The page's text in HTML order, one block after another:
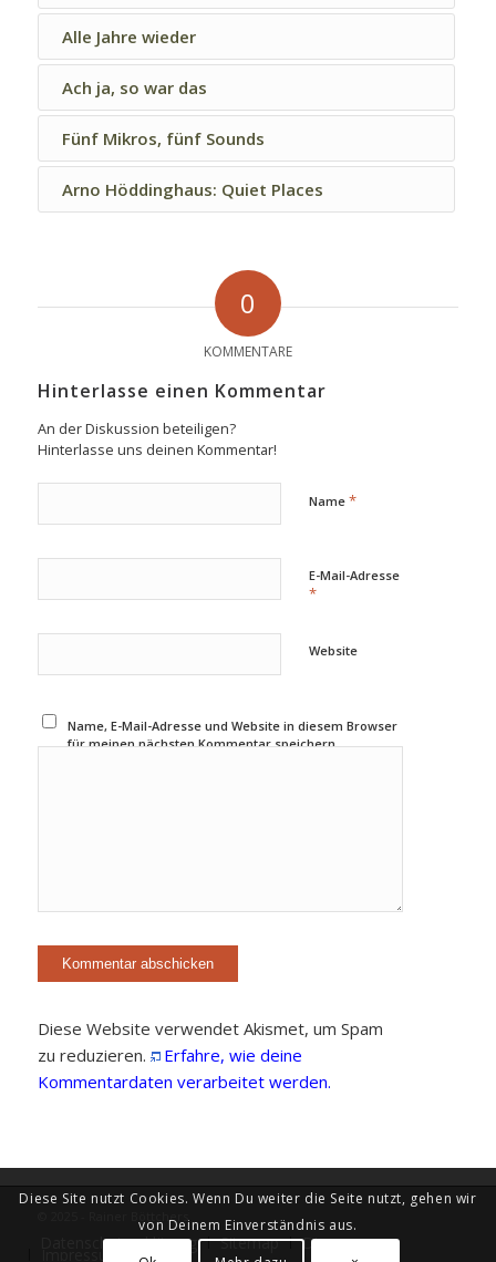
Alle Jahre wieder
Ach ja, so war das
Fünf Mikros, fünf Sounds
Arno Höddinghaus: Quiet Places
0
KOMMENTARE
Hinterlasse einen Kommentar
An der Diskussion beteiligen?
Hinterlasse uns deinen Kommentar!
Name *
E-Mail-Adresse
*
Website
Name, E-Mail-Adresse und Website in diesem Browser
für meinen nächsten Kommentar speichern.
Diese Website verwendet Akismet, um Spam
zu reduzieren.
Erfahre, wie deine
Kommentardaten verarbeitet werden.
© 2025 - Rainer Böttchers
Datenschutzerklärung Sitemap Diary
Diese Site nutzt Cookies. Wenn Du weiter die Seite nutzt, gehen wir
von Deinem Einverständnis aus.